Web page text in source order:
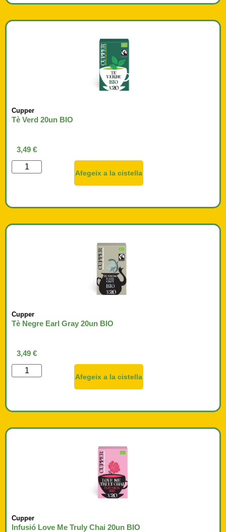
Cupper
Tè Verd 20un BIO
3,49 €
Afegeix a la cistella
Cupper
Tè Negre Earl Gray 20un BIO
3,49 €
Afegeix a la cistella
Cupper
Infusió Love Me Truly Chai 20un BIO